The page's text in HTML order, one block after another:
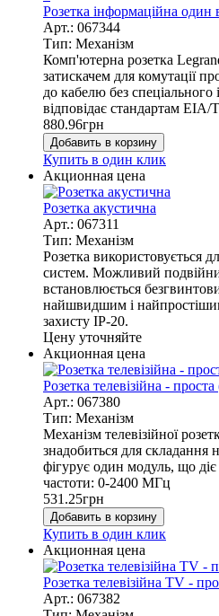
Розетка інформаційна один
Арт.: 067344
Тип: Механізм
Комп'ютерна розетка
затискачем для комутації
до кабелю без
відповідає стандартам
880.96грн
Добавить в корзину
Купить в один клик
Акционная цена
Розетка акустична
Арт.: 067311
Тип: Механізм
Розетка використовується
систем. Можливий
встановлюється
найшвидшим і
захисту IP-20.
Цену уточняйте
Акционная цена
Розетка телевізійна -
Арт.: 067380
Тип: Механізм
Механізм телевізійної
знадобиться для складання
фігурує один модуль, що
частоти: 0-2400 МГц
531.25грн
Добавить в корзину
Купить в один клик
Акционная цена
Розетка телевізійна TV -
Арт.: 067382